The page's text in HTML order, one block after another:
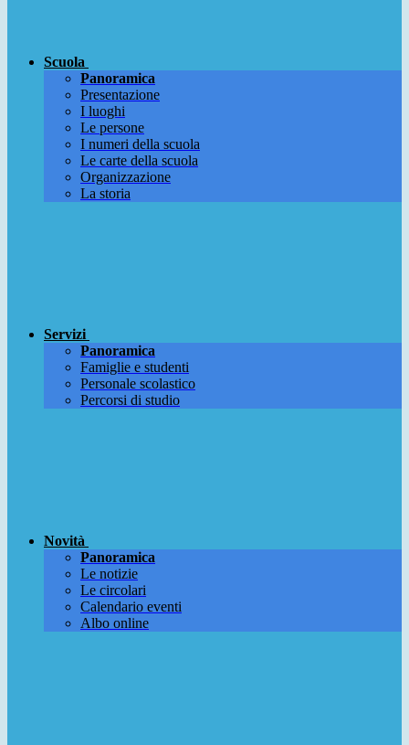
Scuola
Panoramica
Presentazione
I luoghi
Le persone
I numeri della scuola
Le carte della scuola
Organizzazione
La storia
Servizi
Panoramica
Famiglie e studenti
Personale scolastico
Percorsi di studio
Novità
Panoramica
Le notizie
Le circolari
Calendario eventi
Albo online